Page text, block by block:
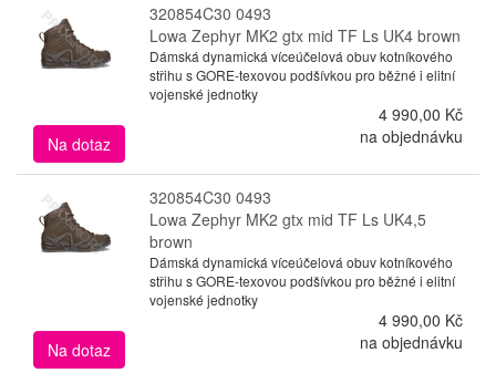
320854C30 0493
Lowa Zephyr MK2 gtx mid TF Ls UK4 brown
Dámská dynamická víceúčelová obuv kotníkového
střihu s GORE-texovou podšívkou pro běžné i elitní
vojenské jednotky
4 990,00 Kč
Na dotaz
na objednávku
320854C30 0493
Lowa Zephyr MK2 gtx mid TF Ls UK4,5
brown
Dámská dynamická víceúčelová obuv kotníkového
střihu s GORE-texovou podšívkou pro běžné i elitní
vojenské jednotky
4 990,00 Kč
Na dotaz
na objednávku